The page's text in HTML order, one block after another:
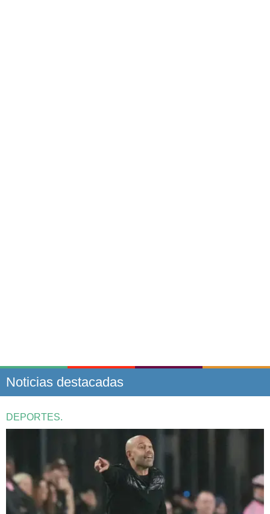
Noticias destacadas
DEPORTES.